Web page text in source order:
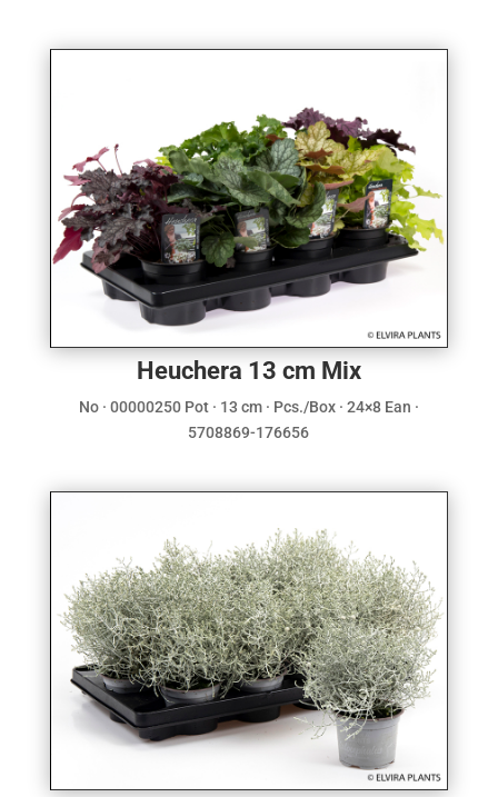
Heuchera 13 cm Mix
No · 00000250 Pot · 13 cm · Pcs./Box · 24×8 Ean ·
5708869-176656